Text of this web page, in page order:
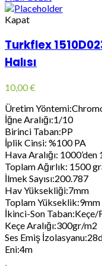
Kapat
Turkflex
Halısı
10,00€
Üretim
İğne Aralığı:1/10
Birinci Taban:PP
İplik Cinsi: %100 PA
Hava Aralığı: 1000’den
Toplam Ağırlık: 1500
İlmek Sayısı:200.787
Hav Yüksekliği:7mm
Toplam Yükseklik:9mm
İkinci-Son Taban:Keçe/
Keçe Aralığı:300gr/m2
Ses Emiş
Eni:4m